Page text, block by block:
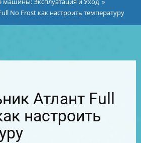
No Frost как настроить температуру
Атлант Full
настроить